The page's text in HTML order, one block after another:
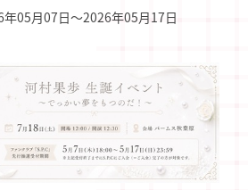
年05月07日〜2026年05月17日